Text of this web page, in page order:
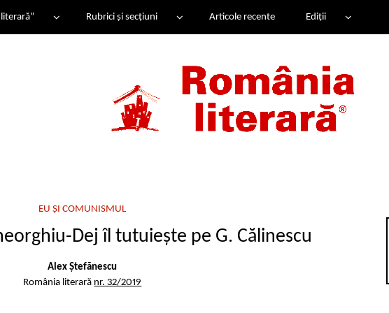
Rubrici și secțiuni Articole recente Ediții
EU ȘI COMUNISMUL
Dej îl tutuiește pe G. Călinescu
Alex Ștefănescu
România literară nr. 32/2019